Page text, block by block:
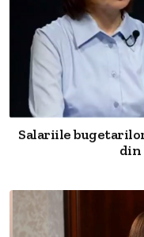
Salariile
din